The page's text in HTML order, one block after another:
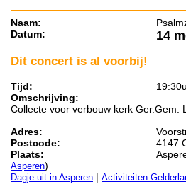
Naam:
Datum:
14
Dit concert is al voorbij!
Tijd:
Omschrijving:
Collecte voor verbouw kerk Ger.Gem.
Adres:
Postcode:
4147
Plaats:
Asperen)
Dagje uit in Asperen | Activiteiten